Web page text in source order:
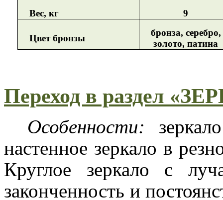
Вес, кг 9
Цвет бронзы
бронза, серебро,
золото, патина
Переход в раздел
Особенности:
настенное зеркало в
Круглое зеркало с
законченность и